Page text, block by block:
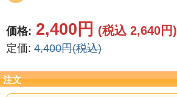
カタログ
その他
価格: 2,400円 (税込 2,640円)
定価: 4,400円(税込)
注文